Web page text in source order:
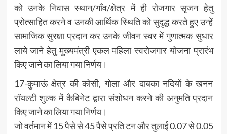
को उनके निवास स्थान/गाँव/क्षेत्र में ही रोजगार सृजन हेतु
प्रोत्साहित करने व उनकी आर्थिक स्थिति को सुदृद्ध करते हुए उन्हें
सामाजिक सुरक्षा प्रदान कर उनके जीवन स्वर में गुणात्मक सुधार
लाये जाने हेतु मुख्यमंत्री एकल महिला स्वरोजगार योजना प्रारंभ
किए जाने का लिया गया निर्णय।
17-कुमाऊं क्षेत्र की कोसी, गोला और दाबका नदियों के खनन
रॉयल्टी शुल्क में कैबिनेट द्वारा संशोधन करने की अनुमति प्रदान
किए जाने का लिया गया निर्णय।
जो वर्तमान में 15 पैसे से 45 पैसे प्रति टन और तुलाई 0.07 से 0.05